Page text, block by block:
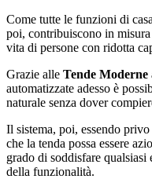
Come tutte le funzioni di
poi, contribuiscono in
vita di persone con ridotta
Grazie alle Tende
automatizzate adesso è
naturale senza dover
Il sistema, poi, essendo
che la tenda possa essere
grado di soddisfare qualsiasi
della funzionalità.